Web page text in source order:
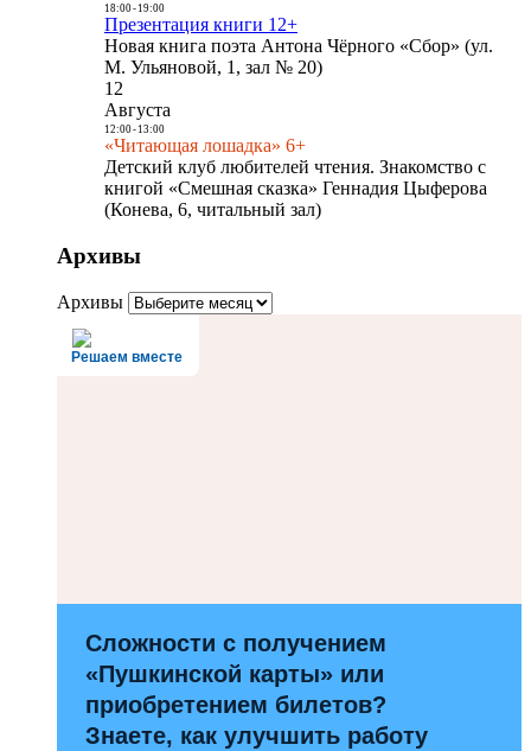
18:00- 19:00
Презентация книги 12+
Новая книга поэта Антона Чёрного «Сбор» (ул.
М. Ульяновой, 1, зал № 20)
12
Августа
12:00- 13:00
«Читающая лошадка» 6+
Детский клуб любителей чтения. Знакомство с
книгой «Смешная сказка» Геннадия Цыферова
(Конева, 6, читальный зал)
Архивы
Архивы
Решаем вместе
Сложности с получением
«Пушкинской карты» или
приобретением билетов?
Знаете, как улучшить работу